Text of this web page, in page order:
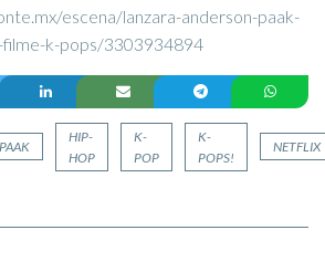
escena/lanzara-anderson-paak-
filme-k-pops/3303934894
HIP-
HOP
K-
POP
K-
POPS!
NETFLIX